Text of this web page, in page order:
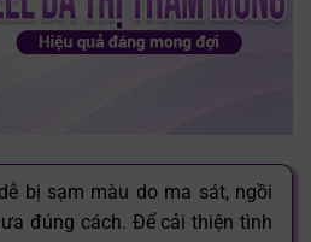
bị sạm màu do ma sát, ngồi
đúng cách. Để cải thiện tình